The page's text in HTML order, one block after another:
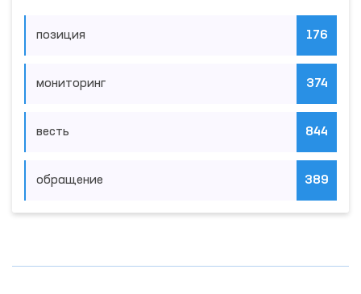
позиция 176
мониторинг 374
весть 844
обращение 389